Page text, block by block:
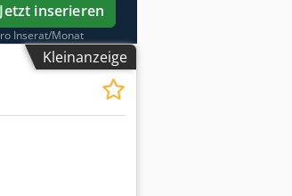
Jetzt inserieren
Inserat/Monat
Kleinanzeige